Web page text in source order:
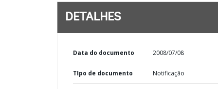
DETALHES
Data do documento 2008/07/08
TIpo de documento Notificação